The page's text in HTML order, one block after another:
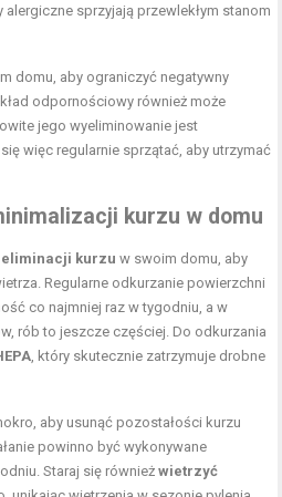
sprzyjają przewlekłym stanom
domu, aby ograniczyć negatywny
odpornościowy również może
jego wyeliminowanie jest
więc regularnie sprzątać, aby utrzymać
kurzu w domu
kurzu w swoim domu, aby
Regularne odkurzanie powierzchni
co najmniej raz w tygodniu, a w
rób to jeszcze częściej. Do odkurzania
, który skutecznie zatrzymuje drobne
aby usunąć pozostałości kurzu
powinno być wykonywane
Staraj się równieżwietrzyć